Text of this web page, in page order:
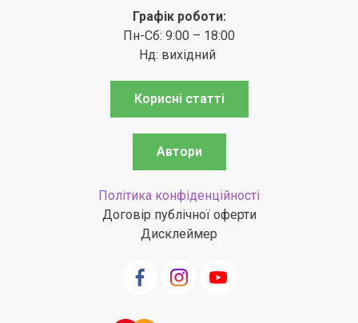
Графік роботи:
Пн-Сб: 9:00 – 18:00
Нд: вихідний
Корисні статті
Автори
Політика конфіденційності
Договір публічної оферти
Дисклеймер